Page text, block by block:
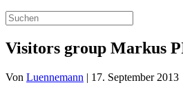
Visitors group Markus
Von Luennemann | 17. September 2013